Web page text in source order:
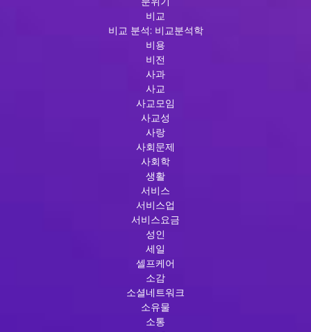
비교
비교 분석: 비교분석학
비용
비전
사과
사교
사교모임
사교성
사랑
사회문제
사회학
생활
서비스
서비스업
서비스요금
성인
세일
셀프케어
소감
소셜네트워크
소유물
소통